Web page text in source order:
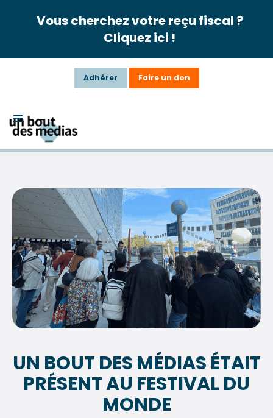
Vous cherchez votre reçu fiscal ?
Cliquez ici !
Adhérer Faire un don
UN BOUT DES MÉDIAS ÉTAIT
PRÉSENT AU FESTIVAL DU
MONDE